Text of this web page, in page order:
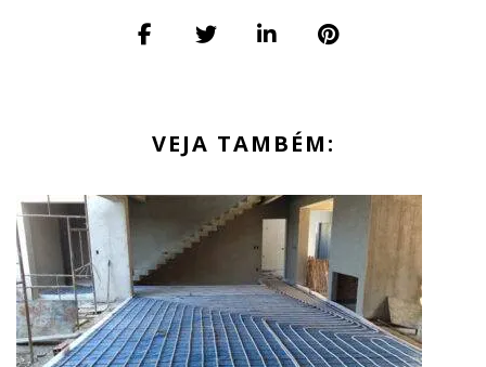
VEJA TAMBÉM: